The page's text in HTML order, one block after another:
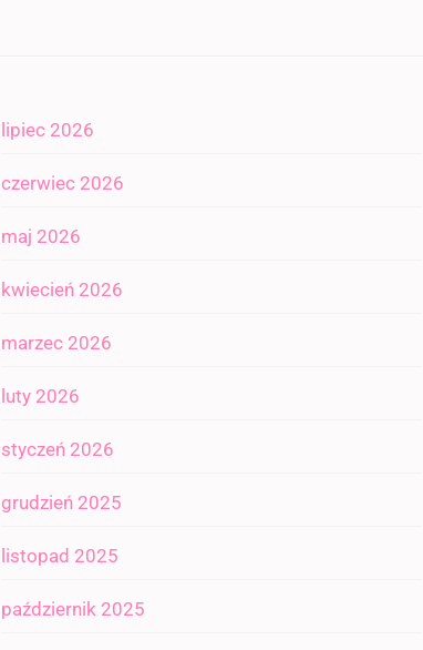
lipiec 2026
czerwiec 2026
maj 2026
kwiecień 2026
marzec 2026
luty 2026
styczeń 2026
grudzień 2025
listopad 2025
październik 2025